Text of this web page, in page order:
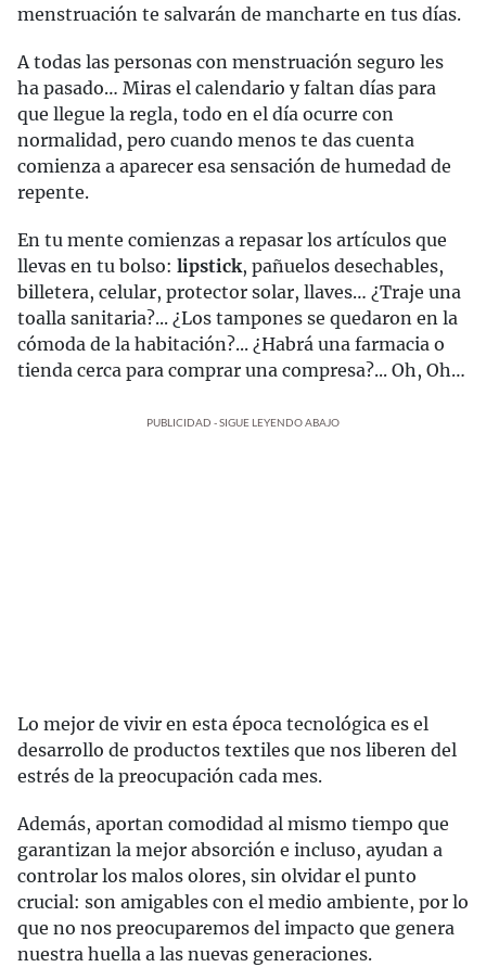
menstruación te salvarán de mancharte en tus días.
A todas las personas con menstruación seguro les
ha pasado… Miras el calendario y faltan días para
que llegue la regla, todo en el día ocurre con
normalidad, pero cuando menos te das cuenta
comienza a aparecer esa sensación de humedad de
repente.
En tu mente comienzas a repasar los artículos que
llevas en tu bolso: lipstick, pañuelos desechables,
billetera, celular, protector solar, llaves… ¿Traje una
toalla sanitaria?... ¿Los tampones se quedaron en la
cómoda de la habitación?... ¿Habrá una farmacia o
tienda cerca para comprar una compresa?... Oh, Oh…
PUBLICIDAD - SIGUE LEYENDO ABAJO
Lo mejor de vivir en esta época tecnológica es el
desarrollo de productos textiles que nos liberen del
estrés de la preocupación cada mes.
Además, aportan comodidad al mismo tiempo que
garantizan la mejor absorción e incluso, ayudan a
controlar los malos olores, sin olvidar el punto
crucial: son amigables con el medio ambiente, por lo
que no nos preocuparemos del impacto que genera
nuestra huella a las nuevas generaciones.